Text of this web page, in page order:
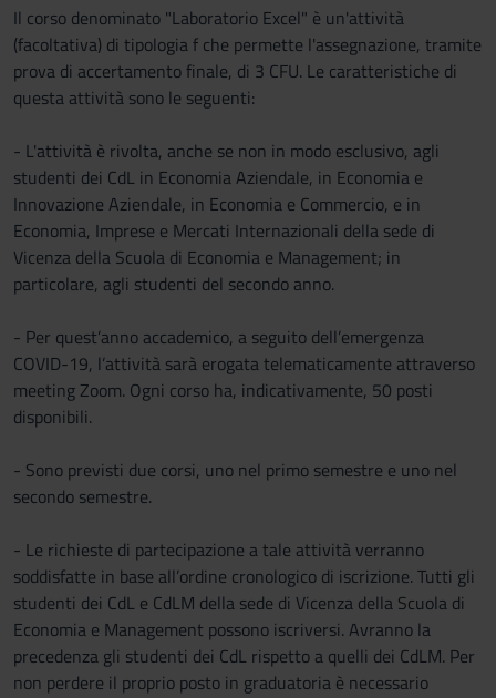
Il corso denominato "Laboratorio Excel" è un'attività
(facoltativa) di tipologia f che permette l'assegnazione, tramite
prova di accertamento finale, di 3 CFU. Le caratteristiche di
questa attività sono le seguenti:
- L'attività è rivolta, anche se non in modo esclusivo, agli
studenti dei CdL in Economia Aziendale, in Economia e
Innovazione Aziendale, in Economia e Commercio, e in
Economia, Imprese e Mercati Internazionali della sede di
Vicenza della Scuola di Economia e Management; in
particolare, agli studenti del secondo anno.
- Per quest’anno accademico, a seguito dell’emergenza
COVID-19, l’attività sarà erogata telematicamente attraverso
meeting Zoom. Ogni corso ha, indicativamente, 50 posti
disponibili.
- Sono previsti due corsi, uno nel primo semestre e uno nel
secondo semestre.
- Le richieste di partecipazione a tale attività verranno
soddisfatte in base all’ordine cronologico di iscrizione. Tutti gli
studenti dei CdL e CdLM della sede di Vicenza della Scuola di
Economia e Management possono iscriversi. Avranno la
precedenza gli studenti dei CdL rispetto a quelli dei CdLM. Per
non perdere il proprio posto in graduatoria è necessario